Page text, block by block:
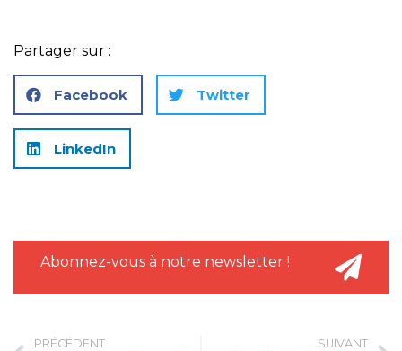
Partager sur :
Facebook Twitter
LinkedIn
Abonnez-vous à notre newsletter !
PRÉCÉDENT SUIVANT